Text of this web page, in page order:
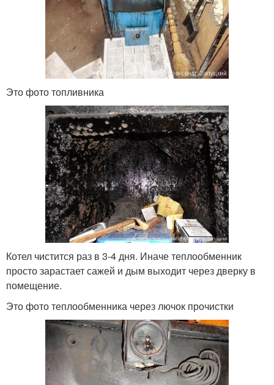
Это фото топливника
Котел чистится раз в 3-4 дня. Иначе теплообменник
просто зарастает сажей и дым выходит через дверку в
помещение.
Это фото теплообменника через лючок прочистки